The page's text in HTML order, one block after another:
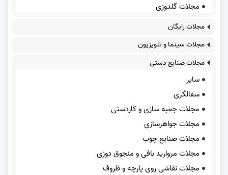
مجلات گلدوزی
مجلات رایگان
مجلات سینما و تلویزیون
مجلات صنایع دستی
سایر
سفالگری
مجلات جعبه سازی و کاردستی
مجلات جواهرسازی
مجلات صنایع چوب
مجلات مروارید بافی و منجوق دوزی
مجلات نقاشی روی پارچه و ظروف